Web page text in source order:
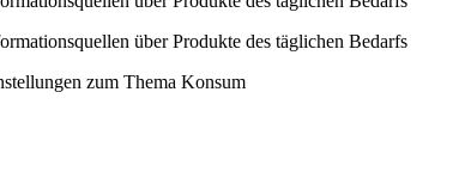
über Produkte des täglichen Bedarfs
zum Thema Konsum